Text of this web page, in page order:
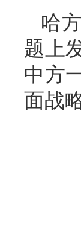
哈
题上
中方
面战